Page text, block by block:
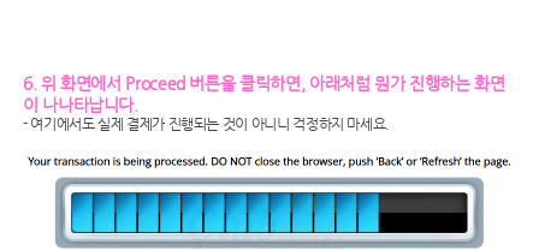
6. 위 화면에서 Proceed 버튼을 클릭하면, 아래처럼 뭔가 진행하는 화면
이 나나타납니다.
- 여기에서도 실제 결제가 진행되는 것이 아니니 걱정하지 마세요.